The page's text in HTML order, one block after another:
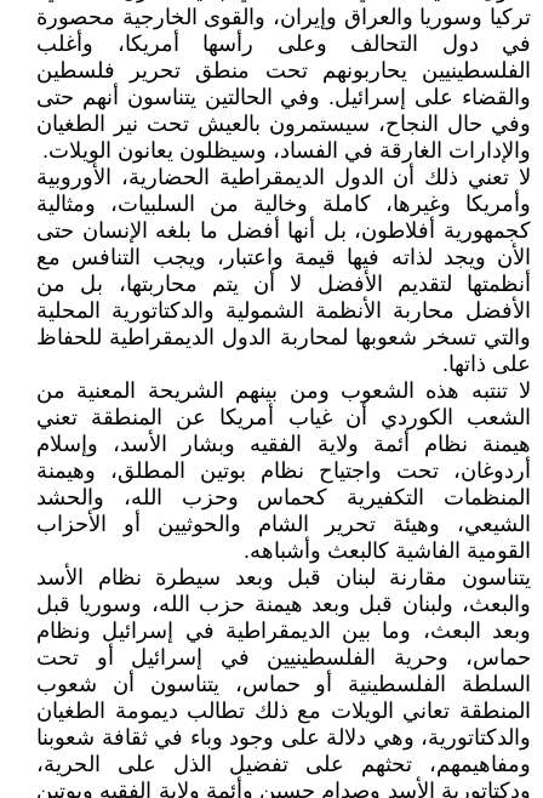
تركيا وسوريا والعراق وإيران، والقوى الخارجية محصورة
في دول التحالف وعلى رأسها أمريكا، وأغلب
الفلسطينيين يحاربونهم تحت منطق تحرير فلسطين
والقضاء على إسرائيل. وفي الحالتين يتناسون أنهم حتى
وفي حال النجاح، سيستمرون بالعيش تحت نير الطغيان
والإدارات الغارقة في الفساد، وسيظلون يعانون الويلات.
لا تعني ذلك أن الدول الديمقراطية الحضارية، الأوروبية
وأمريكا وغيرها، كاملة وخالية من السلبيات، ومثالية
كجمهورية أفلاطون، بل أنها أفضل ما بلغه الإنسان حتى
الأن ويجد لذاته فيها قيمة واعتبار، ويجب التنافس مع
أنظمتها لتقديم الأفضل لا أن يتم محاربتها، بل من
الأفضل محاربة الأنظمة الشمولية والدكتاتورية المحلية
والتي تسخر شعوبها لمحاربة الدول الديمقراطية للحفاظ
على ذاتها.
لا تنتبه هذه الشعوب ومن بينهم الشريحة المعنية من
الشعب الكوردي أن غياب أمريكا عن المنطقة تعني
هيمنة نظام أئمة ولاية الفقيه وبشار الأسد، وإسلام
أردوغان، تحت واجتياح نظام بوتين المطلق، وهيمنة
المنظمات التكفيرية كحماس وحزب الله، والحشد
الشيعي، وهيئة تحرير الشام والحوثيين أو الأحزاب
القومية الفاشية كالبعث وأشباهه.
يتناسون مقارنة لبنان قبل وبعد سيطرة نظام الأسد
والبعث، ولبنان قبل وبعد هيمنة حزب الله، وسوريا قبل
وبعد البعث، وما بين الديمقراطية في إسرائيل ونظام
حماس، وحرية الفلسطينيين في إسرائيل أو تحت
السلطة الفلسطينية أو حماس، يتناسون أن شعوب
المنطقة تعاني الويلات مع ذلك تطالب ديمومة الطغيان
والدكتاتورية، وهي دلالة على وجود وباء في ثقافة شعوبنا
ومفاهيمهم، تحثهم على تفضيل الذل على الحرية،
ودكتاتورية الأسد وصدام حسين وأئمة ولاية الفقيه وبوتين